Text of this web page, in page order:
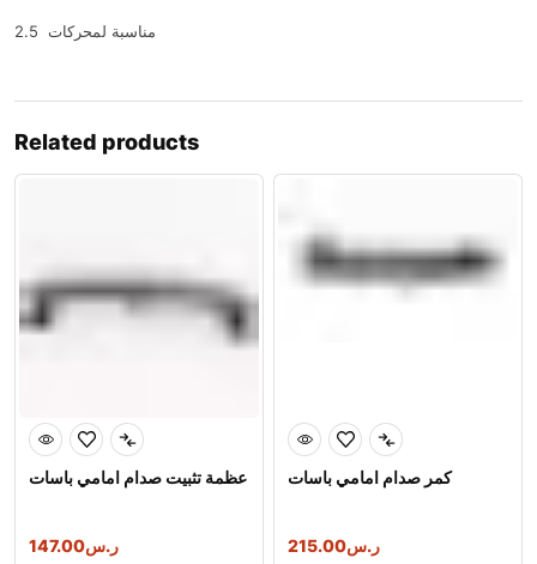
مناسبة لمحركات 2.5
Related products
عظمة تثبيت صدام امامي باسات
ر.س147.00
كمر صدام امامي باسات
ر.س215.00